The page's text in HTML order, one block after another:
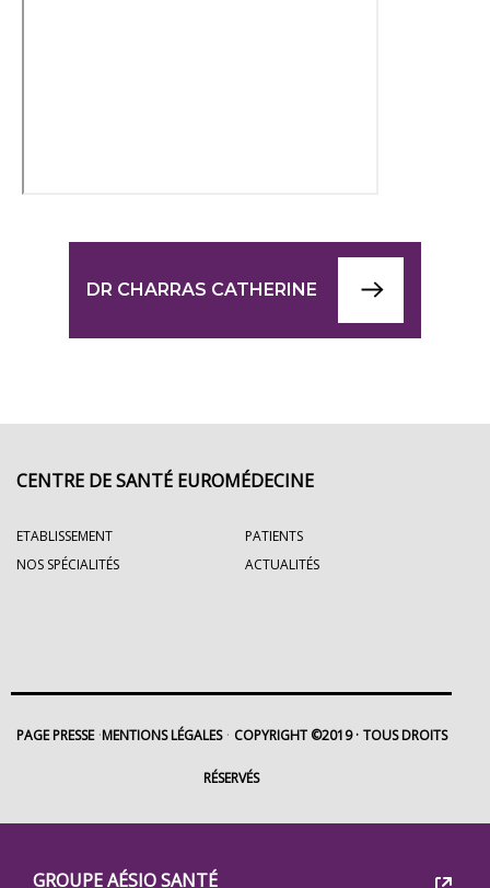
DR CHARRAS CATHERINE
GROUPE AÉSIO SANTÉ
CENTRE DE SANTÉ EUROMÉDECINE
ETABLISSEMENT
PATIENTS
NOS SPÉCIALITÉS
ACTUALITÉS
PAGE PRESSE MENTIONS LÉGALES COPYRIGHT ©2019 TOUS DROITS
RÉSERVÉS